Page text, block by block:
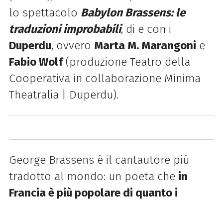
lo spettacolo Babylon Brassens: le
traduzioni improbabili, di e con i
Duperdu, ovvero Marta M. Marangoni e
Fabio Wolf(produzione Teatro della
Cooperativa in collaborazione Minima
Theatralia | Duperdu).
George Brassens è il cantautore più
tradotto al mondo: un poeta che in
Francia è più popolare di quanto i